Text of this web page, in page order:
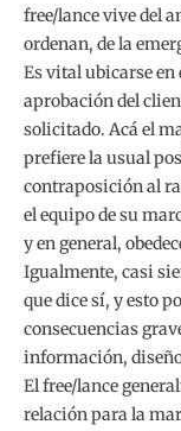
free/lance vive del
ordenan, de la
Es vital ubicarse en
aprobación del
solicitado. Acá el
prefiere la usual
contraposición al
el equipo de su
y en general,
Igualmente, casi
que dice sí, y esto
consecuencias
información,
El free/lance
relación para la